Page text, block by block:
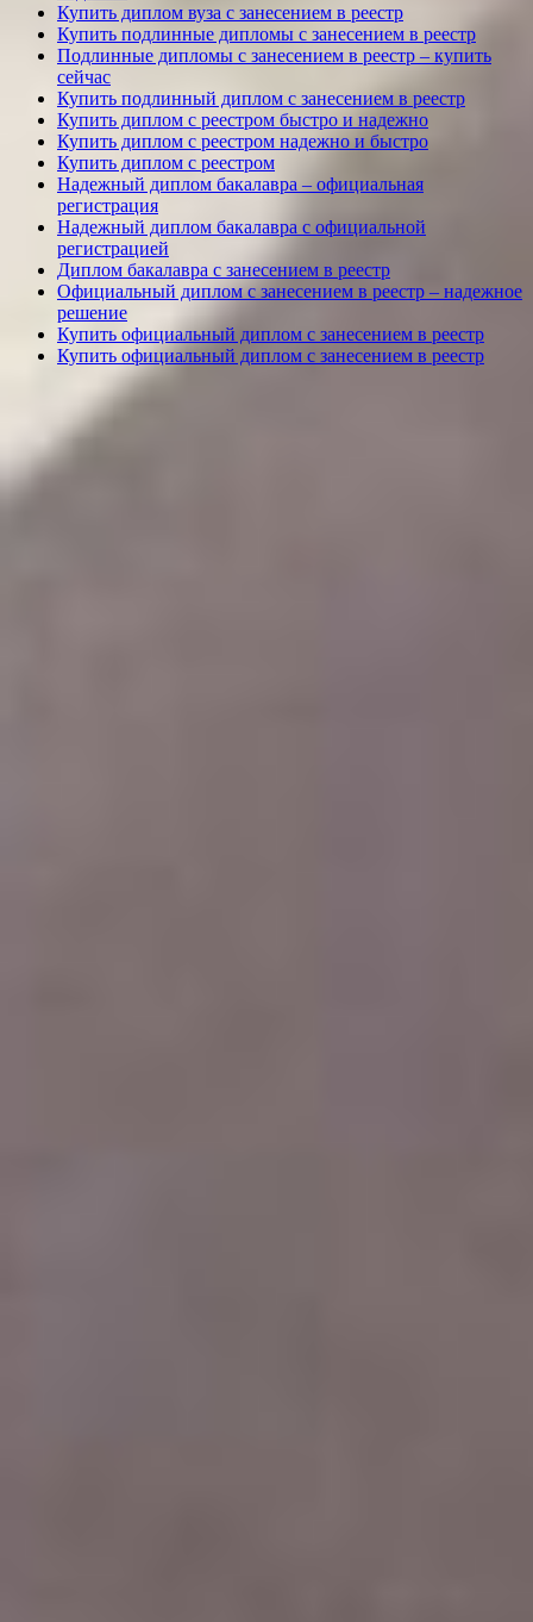
Купить диплом вуза с занесением в реестр
Купить подлинные дипломы с занесением в реестр
Подлинные дипломы с занесением в реестр – купить
сейчас
Купить подлинный диплом с занесением в реестр
Купить диплом с реестром быстро и надежно
Купить диплом с реестром надежно и быстро
Купить диплом с реестром
Надежный диплом бакалавра – официальная
регистрация
Надежный диплом бакалавра с официальной
регистрацией
Диплом бакалавра с занесением в реестр
Официальный диплом с занесением в реестр – надежное
решение
Купить официальный диплом с занесением в реестр
Купить официальный диплом с занесением в реестр